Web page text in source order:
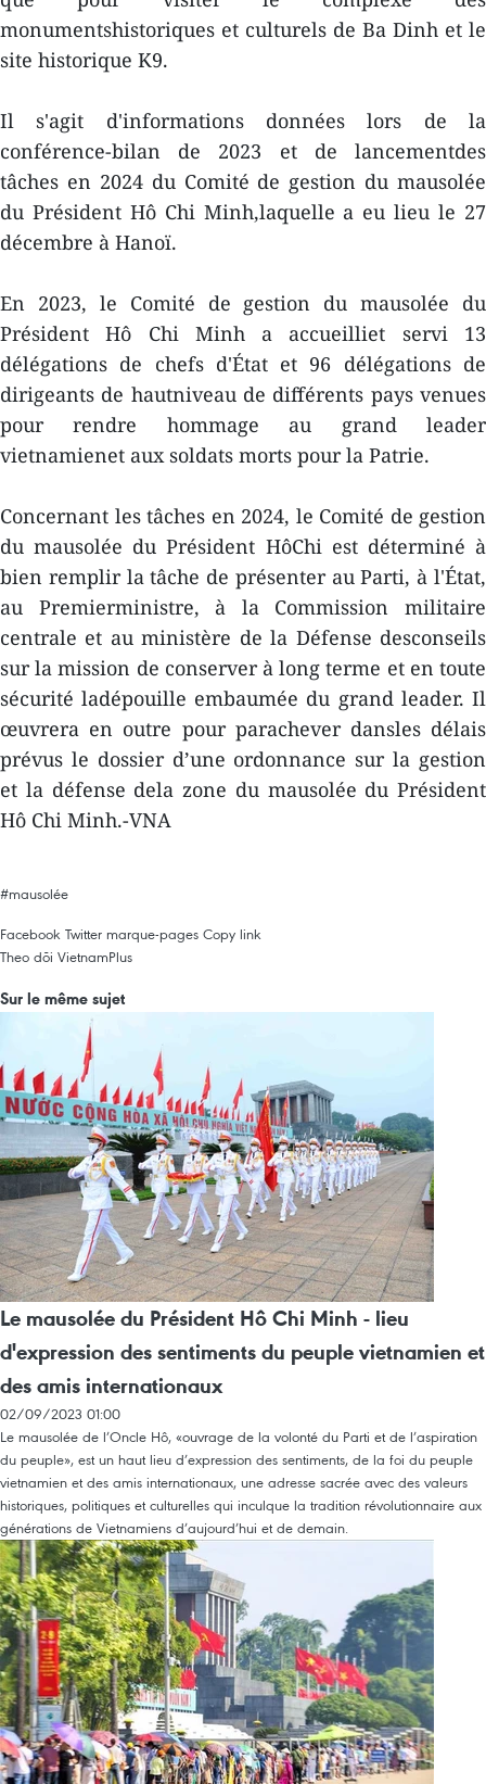
monumentshistoriques et culturels de Ba Dinh et le
site historique K9.
Il s'agit d'informations données lors de la
conférence-bilan de 2023 et de lancementdes
tâches en 2024 du Comité de gestion du mausolée
du Président Hô Chi Minh,laquelle a eu lieu le 27
décembre à Hanoï.
En 2023, le Comité de gestion du mausolée du
Président Hô Chi Minh a accueilliet servi 13
délégations de chefs d'État et 96 délégations de
dirigeants de hautniveau de différents pays venues
pour rendre hommage au grand leader
vietnamienet aux soldats morts pour la Patrie.
Concernant les tâches en 2024, le Comité de gestion
du mausolée du Président HôChi est déterminé à
bien remplir la tâche de présenter au Parti, à l'État,
au Premierministre, à la Commission militaire
centrale et au ministère de la Défense desconseils
sur la mission de conserver à long terme et en toute
sécurité ladépouille embaumée du grand leader. Il
œuvrera en outre pour parachever dansles délais
prévus le dossier d’une ordonnance sur la gestion
et la défense dela zone du mausolée du Président
Hô Chi Minh.-VNA
#mausolée
Facebook Twitter marque-pages Copy link
Theo dõi VietnamPlus
Sur le même sujet
Le mausolée du Président Hô Chi Minh - lieu
d'expression des sentiments du peuple vietnamien et
des amis internationaux
02/09/2023 01:00
Le mausolée de l’Oncle Hô, «ouvrage de la volonté du Parti et de l’aspiration
du peuple», est un haut lieu d’expression des sentiments, de la foi du peuple
vietnamien et des amis internationaux, une adresse sacrée avec des valeurs
historiques, politiques et culturelles qui inculque la tradition révolutionnaire aux
générations de Vietnamiens d’aujourd’hui et de demain.